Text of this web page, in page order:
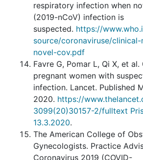
respiratory infection when
(2019-nCoV) infection is
suspected. https://
source/coronaviruse/
novel-cov.pdf
Favre G, Pomar L, Qi X, et
pregnant women with
infection. Lancet. Published
2020. https://
3099(20)30157-2/fulltext
13.3.2020.
The American College of
Gynecologists. Practice
Coronavirus 2019 (COVID-